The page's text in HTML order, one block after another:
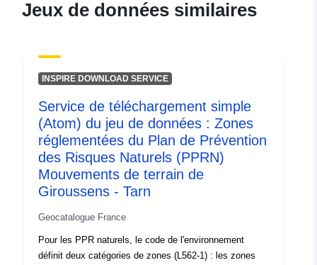
f211-4e8b-b238-
120066022-srv-ab0facef-309b-
434a-bea6-3bd660fa5c5e
Type:
Ressource:
http://inspire.ec.europa.eu/
codelist/SpatialDataServiceType/
Jeux de données similaires
INSPIRE DOWNLOAD SERVICE
Service de téléchargement simple
(Atom) du jeu de données : Zones
réglementées du Plan de Prévention
des Risques Naturels (PPRN)
Mouvements de terrain de
Giroussens - Tarn
Geocatalogue France
Pour les PPR naturels, le code de l'environnement
définit deux catégories de zones (L562-1) : les zones